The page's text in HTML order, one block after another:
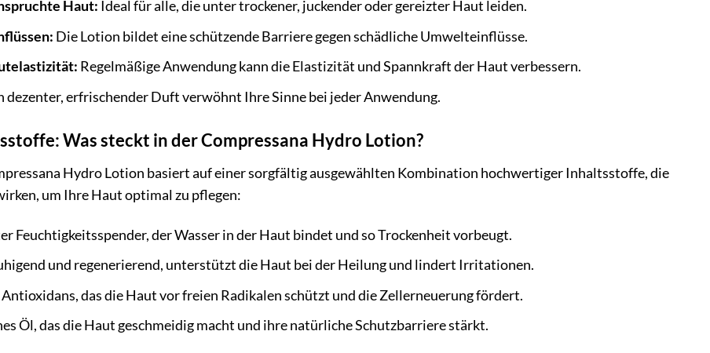
Haut: Ideal für alle, die unter trockener, juckender oder gereizter Haut leiden.
Die Lotion bildet eine schützende Barriere gegen schädliche Umwelteinflüsse.
Regelmäßige Anwendung kann die Elastizität und Spannkraft der Haut verbessern.
dezenter, erfrischender Duft verwöhnt Ihre Sinne bei jeder Anwendung.
Was steckt in der Compressana Hydro Lotion?
Hydro Lotion basiert auf einer sorgfältig ausgewählten Kombination hochwertiger Inhaltsstoffe, die
um Ihre Haut optimal zu pflegen:
Feuchtigkeitsspender, der Wasser in der Haut bindet und so Trockenheit vorbeugt.
und regenerierend, unterstützt die Haut bei der Heilung und lindert Irritationen.
Antioxidans, das die Haut vor freien Radikalen schützt und die Zellerneuerung fördert.
Öl, das die Haut geschmeidig macht und ihre natürliche Schutzbarriere stärkt.